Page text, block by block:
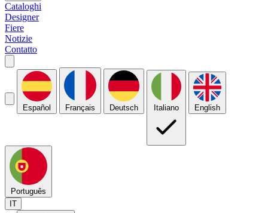
Cataloghi
Designer
Fiere
Notizie
Contatto
Español Français Deutsch Italiano English
Português
IT